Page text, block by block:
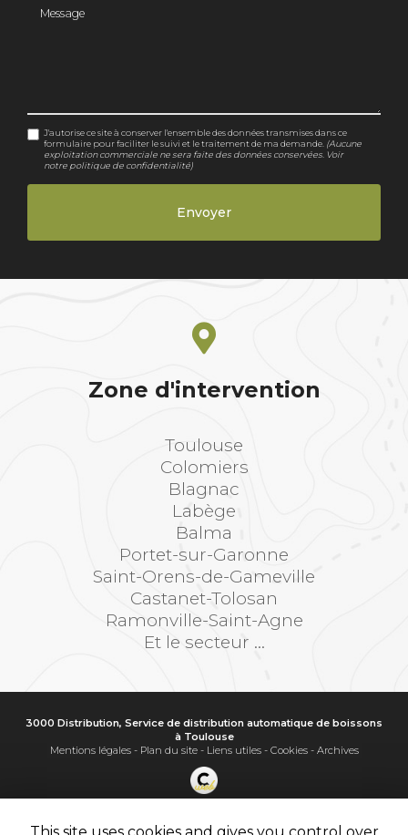
Message
J'autorise ce site à conserver l'ensemble des données transmises dans ce
formulaire pour faciliter le suivi et le traitement de ma demande. (Aucune
exploitation commerciale ne sera faite des données conservées. Voir
notre politique de confidentialité)
Zone d'intervention
Toulouse
Colomiers
Blagnac
Labège
Balma
Portet-sur-Garonne
Saint-Orens-de-Gameville
Castanet-Tolosan
Ramonville-Saint-Agne
Et le secteur ...
3000 Distribution, Service de distribution automatique de boissons
à Toulouse
Mentions légales- Plan du site- Liens utiles- Cookies- Archives
Demande de Devis